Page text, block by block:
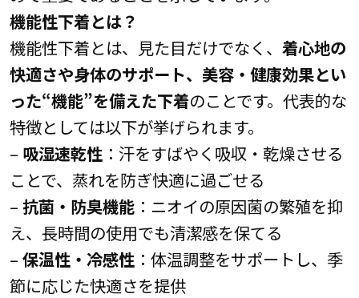
機能性下着とは？
機能性下着とは、見た目だけでなく、 着心地の
快適さや身体のサポート、美容・健康効果とい
った“機能”を備えた下着のことです。代表的な
特徴としては以下が挙げられます。
– 吸湿速乾性：汗をすばやく吸収・乾燥させる
ことで、蒸れを防ぎ快適に過ごせる
– 抗菌・防臭機能：ニオイの原因菌の繁殖を抑
え、長時間の使用でも清潔感を保てる
– 保温性・冷感性：体温調整をサポートし、季
節に応じた快適さを提供